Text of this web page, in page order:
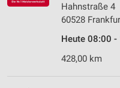
Hahnstraße 4
60528
Heute 08:00 -
428,00 km